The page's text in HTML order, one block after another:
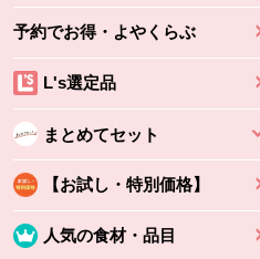
予約でお得・よやくらぶ
L's選定品
まとめてセット
【お試し・特別価格】
人気の食材・品目